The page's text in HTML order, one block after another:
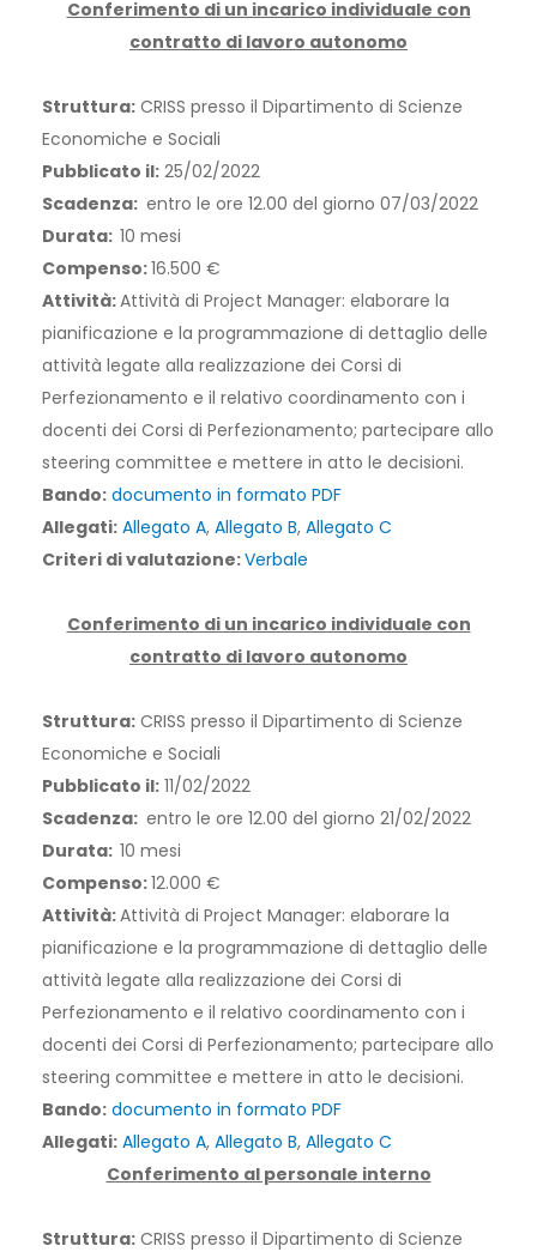
Conferimento di un incarico individuale con
contratto di lavoro autonomo
Struttura: CRISS presso il Dipartimento di Scienze
Economiche e Sociali
Pubblicato il: 25/02/2022
Scadenza: entro le ore 12.00 del giorno 07/03/2022
Durata: 10 mesi
Compenso:16.500 €
Attività:Attività di Project Manager: elaborare la
pianificazione e la programmazione di dettaglio delle
attività legate alla realizzazione dei Corsi di
Perfezionamento e il relativo coordinamento con i
docenti dei Corsi di Perfezionamento; partecipare allo
steering committee e mettere in atto le decisioni.
Bando: documento in formato PDF
Allegati: Allegato A, Allegato B, Allegato C
Criteri di valutazione:Verbale
Conferimento di un incarico individuale con
contratto di lavoro autonomo
Struttura: CRISS presso il Dipartimento di Scienze
Economiche e Sociali
Pubblicato il: 11/02/2022
Scadenza: entro le ore 12.00 del giorno 21/02/2022
Durata: 10 mesi
Compenso:12.000 €
Attività:Attività di Project Manager: elaborare la
pianificazione e la programmazione di dettaglio delle
attività legate alla realizzazione dei Corsi di
Perfezionamento e il relativo coordinamento con i
docenti dei Corsi di Perfezionamento; partecipare allo
steering committee e mettere in atto le decisioni.
Bando: documento in formato PDF
Allegati: Allegato A, Allegato B, Allegato C
Conferimento al personale interno
Struttura: CRISS presso il Dipartimento di Scienze